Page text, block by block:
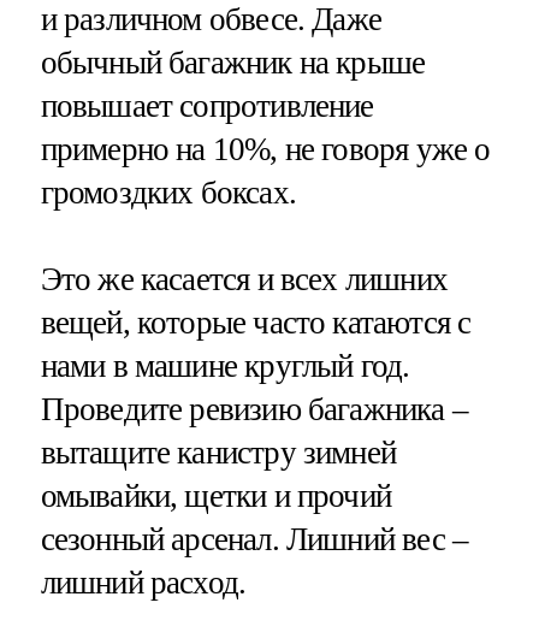
и различном обвесе. Даже
обычный багажник на крыше
повышает сопротивление
примерно на 10%, не говоря уже о
громоздких боксах.
Это же касается и всех лишних
вещей, которые часто катаются с
нами в машине круглый год.
Проведите ревизию багажника –
вытащите канистру зимней
омывайки, щетки и прочий
сезонный арсенал. Лишний вес –
лишний расход.